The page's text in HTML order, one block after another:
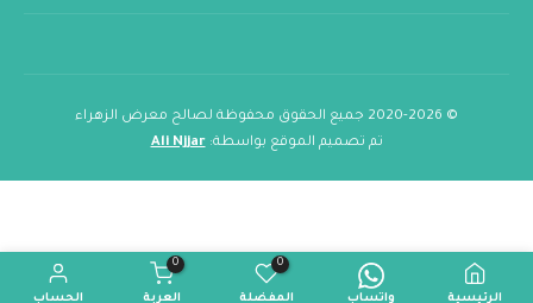
© 2020-2026 جميع الحقوق محفوظة لصالح معرض الزهراء
تم تصميم الموقع بواسطة:Ali Njjar
الرئيسية واتساب
0
المفضلة
0
العربة الحساب